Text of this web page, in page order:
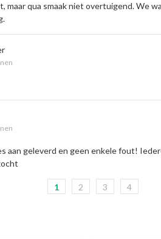
maar qua smaak niet overtuigend. We
aan geleverd en geen enkele fout!
1 2 3 4